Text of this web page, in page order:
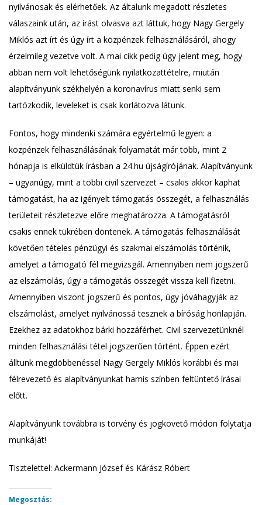
nyilvánosak és elérhetőek. Az általunk megadott részletes
válaszaink után, az írást olvasva azt láttuk, hogy Nagy Gergely
Miklós azt írt és úgy írt a közpénzek felhasználásáról, ahogy
érzelmileg vezetve volt. A mai cikk pedig úgy jelent meg, hogy
abban nem volt lehetőségünk nyilatkozattételre, miután
alapítványunk székhelyén a koronavírus miatt senki sem
tartózkodik, leveleket is csak korlátozva látunk.
Fontos, hogy mindenki számára egyértelmű legyen: a
közpénzek felhasználásának folyamatát már több, mint 2
hónapja is elküldtük írásban a 24.hu újságírójának. Alapítványunk
– ugyanúgy, mint a többi civil szervezet – csakis akkor kaphat
támogatást, ha az igényelt támogatás összegét, a felhasználás
területeit részletezve előre meghatározza. A támogatásról
csakis ennek tükrében döntenek. A támogatás felhasználását
követően tételes pénzügyi és szakmai elszámolás történik,
amelyet a támogató fél megvizsgál. Amennyiben nem jogszerű
az elszámolás, úgy a támogatás összegét vissza kell fizetni.
Amennyiben viszont jogszerű és pontos, úgy jóváhagyják az
elszámolást, amelyet nyilvánossá tesznek a bíróság honlapján.
Ezekhez az adatokhoz bárki hozzáférhet. Civil szervezetünknél
minden felhasználási tétel jogszerűen történt. Éppen ezért
álltunk megdöbbenéssel Nagy Gergely Miklós korábbi és mai
félrevezető és alapítványunkat hamis színben feltüntető írásai
előtt.
Alapítványunk továbbra is törvény és jogkövető módon folytatja
munkáját!
Tisztelettel: Ackermann József és Kárász Róbert
Megosztás: